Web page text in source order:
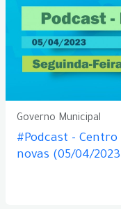
Governo Municipal
#Podcast -
novas (05/04/